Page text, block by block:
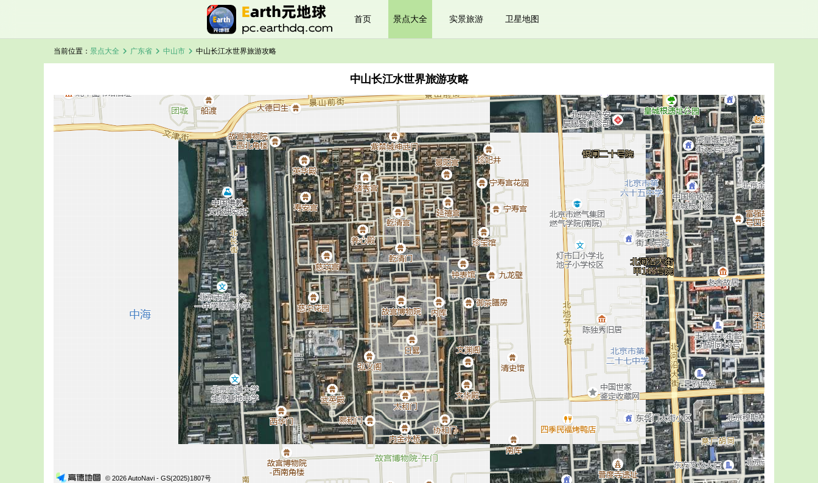
首页 景点大全 实景旅游 卫星地图
当前位置： 景点大全 chevron_right 广东省 chevron_right 中山市 chevron_right 中山长江水世界旅游攻略
中山长江水世界旅游攻略
中山长江水世界卫星地图 加载中，请稍候...
© 2026 AutoNavi - GS(2025)1807号